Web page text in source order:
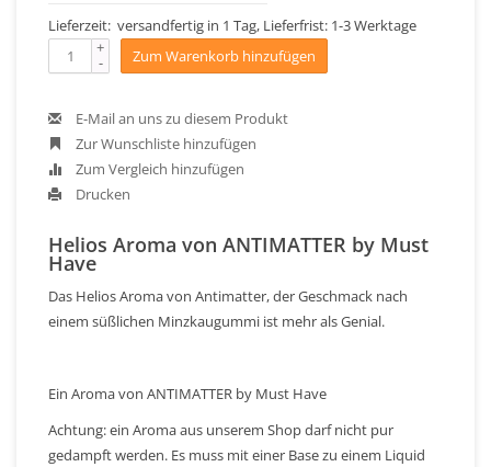
Lieferzeit: versandfertig in 1 Tag, Lieferfrist: 1-3 Werktage
+
- Zum Warenkorb hinzufügen
E-Mail an uns zu diesem Produkt
Zur Wunschliste hinzufügen
Zum Vergleich hinzufügen
Drucken
Helios Aroma von ANTIMATTER by Must
Have
Das Helios Aroma von Antimatter, der Geschmack nach
einem süßlichen Minzkaugummi ist mehr als Genial.
Ein Aroma von ANTIMATTER by Must Have
Achtung: ein Aroma aus unserem Shop darf nicht pur
gedampft werden. Es muss mit einer Base zu einem Liquid